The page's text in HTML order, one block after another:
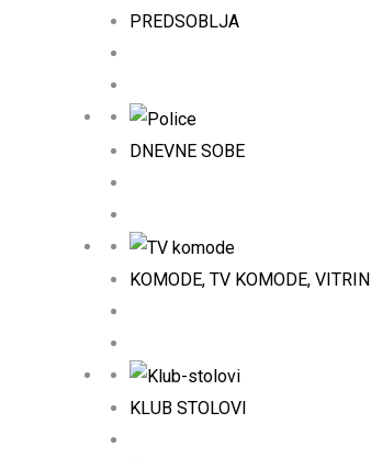
PREDSOBLJA
DNEVNE SOBE
KOMODE, TV KOMODE,
KLUB STOLOVI